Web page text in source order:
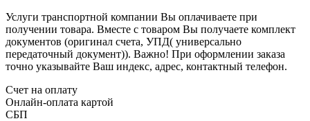
Услуги транспортной компании Вы оплачиваете при
получении товара. Вместе с товаром Вы получаете комплект
документов (оригинал счета, УПД( универсально
передаточный документ)). Важно! При оформлении заказа
точно указывайте Ваш индекс, адрес, контактный телефон.
Счет на оплату
Онлайн-оплата картой
СБП